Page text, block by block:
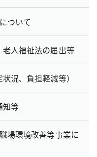
ついて
人福祉法の届出等
況、負担軽減等）
知等
場環境改善等事業に